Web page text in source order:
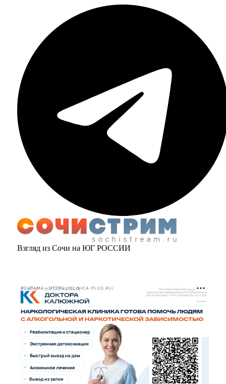
Взгляд из Сочи на ЮГ РОССИИ
РЕКЛАМА • HTTPS://CLINICA-PLUS.RU/